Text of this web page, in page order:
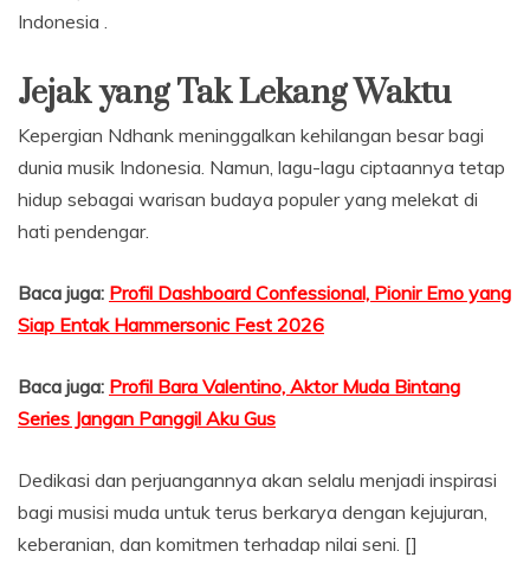
Indonesia .
Jejak yang Tak Lekang Waktu
Kepergian Ndhank meninggalkan kehilangan besar bagi
dunia musik Indonesia. Namun, lagu-lagu ciptaannya tetap
hidup sebagai warisan budaya populer yang melekat di
hati pendengar.
Baca juga: Profil Dashboard Confessional, Pionir Emo yang
Siap Entak Hammersonic Fest 2026
Baca juga: Profil Bara Valentino, Aktor Muda Bintang
Series Jangan Panggil Aku Gus
Dedikasi dan perjuangannya akan selalu menjadi inspirasi
bagi musisi muda untuk terus berkarya dengan kejujuran,
keberanian, dan komitmen terhadap nilai seni. []